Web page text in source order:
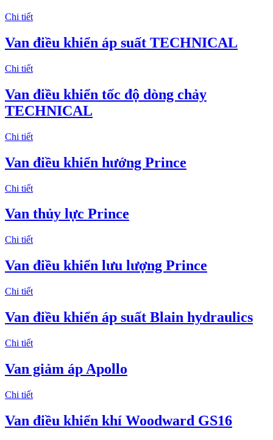
Chi tiết
Van điều khiển áp suất TECHNICAL
Chi tiết
Van điều khiển tốc độ dòng chảy
TECHNICAL
Chi tiết
Van điều khiển hướng Prince
Chi tiết
Van thủy lực Prince
Chi tiết
Van điều khiển lưu lượng Prince
Chi tiết
Van điều khiển áp suất Blain hydraulics
Chi tiết
Van giảm áp Apollo
Chi tiết
Van điều khiển khí Woodward GS16